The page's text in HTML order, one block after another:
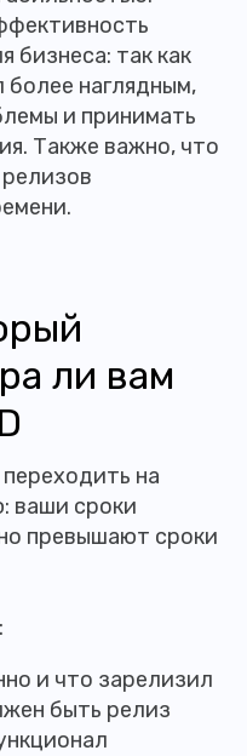
бизнеса: так как
более наглядным,
и принимать
Также важно, что
ли вам
на
ваши сроки
превышают сроки
и что зарелизил
быть релиз